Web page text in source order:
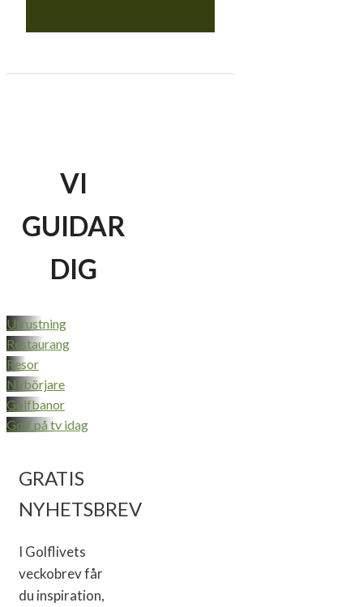
VI
GUIDAR
DIG
Utrustning
Restaurang
Resor
Nybörjare
Golfbanor
Golf på tv idag
GRATIS
NYHETSBREV
I Golflivets
veckobrev får
du inspiration,